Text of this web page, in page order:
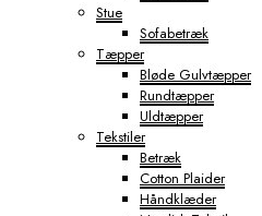
Stue
Sofabetræk
Tæpper
Bløde Gulvtæpper
Rundtæpper
Uldtæpper
Tekstiler
Betræk
Cotton Plaider
Håndklæder